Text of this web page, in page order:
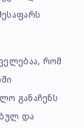
რომ
განაჩენს
და